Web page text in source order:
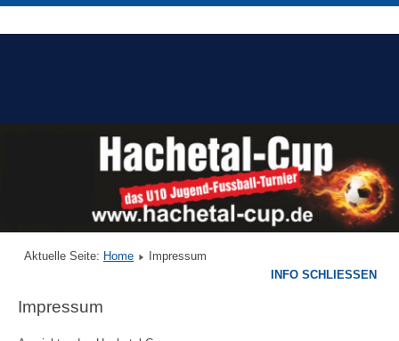
Aktuelle Seite: Home Impressum
Impressum
INFO SCHLIESSEN